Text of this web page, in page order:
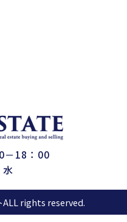
－18：00
水
ALL rights reserved.